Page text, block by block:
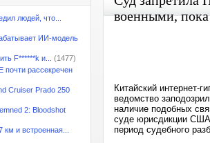
людей, что...
ИИ-модель
F******k и...
(1477)
почти рассекречен
Cruiser Prado 250
2: Bloodshot
км и встроенная...
военными,
Китайский интернет-
ведомство
наличие подобных
суде юрисдикции
период судебного